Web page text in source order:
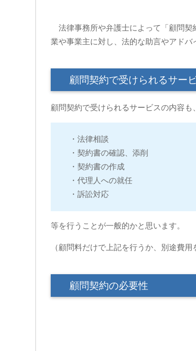
法律事務所や弁護士によって「顧問契
業や事業主に対し、法的な助言やアド
顧問契約で受けられるサー
顧問契約で受けられるサービスの内容
・法律相談
・契約書の確認、添削
・契約書の作成
・代理人への就任
・訴訟対応
等を行うことが一般的かと思います。
（顧問料だけで上記を行うか、別途費
顧問契約の必要性